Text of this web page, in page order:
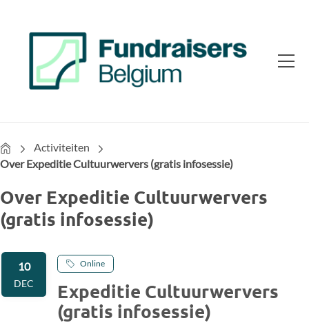
HomeActiviteiten
Over Expeditie Cultuurwervers (gratis infosessie)
Over Expeditie Cultuurwervers
(gratis infosessie)
10
DEC
Online
Expeditie Cultuurwervers
(gratis infosessie)